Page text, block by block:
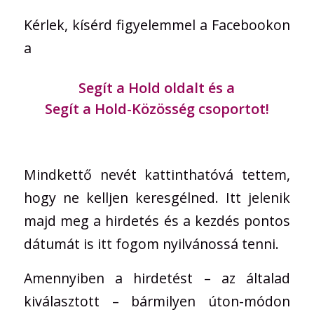
Kérlek, kísérd figyelemmel a Facebookon
a
Segít a Hold oldalt és a
Segít a Hold-Közösség csoportot!
Mindkettő nevét kattinthatóvá tettem,
hogy ne kelljen keresgélned. Itt jelenik
majd meg a hirdetés és a kezdés pontos
dátumát is itt fogom nyilvánossá tenni.
Amennyiben a hirdetést – az általad
kiválasztott – bármilyen úton-módon